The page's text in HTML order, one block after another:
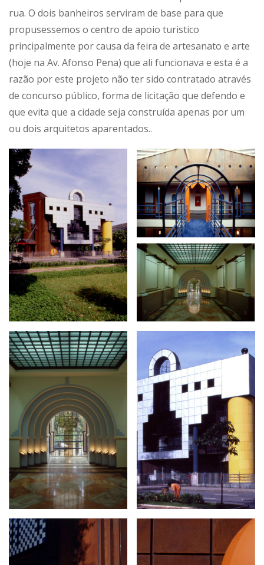
rua. O dois banheiros serviram de base para que
propusessemos o centro de apoio turistico
principalmente por causa da feira de artesanato e arte
(hoje na Av. Afonso Pena) que ali funcionava e esta é a
razão por este projeto não ter sido contratado através
de concurso público, forma de licitação que defendo e
que evita que a cidade seja construída apenas por um
ou dois arquitetos aparentados..